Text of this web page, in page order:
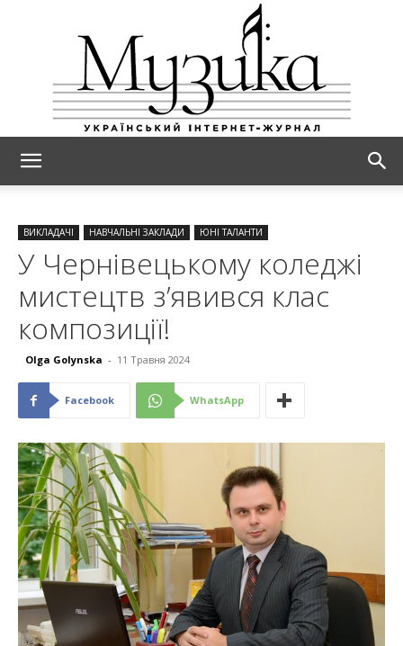
ВИКЛАДАЧІ НАВЧАЛЬНІ ЗАКЛАДИ ЮНІ ТАЛАНТИ
У Чернівецькому коледжі
мистецтв з’явився клас
композиції!
Olga Golynska - 11 Травня 2024
Facebook WhatsApp